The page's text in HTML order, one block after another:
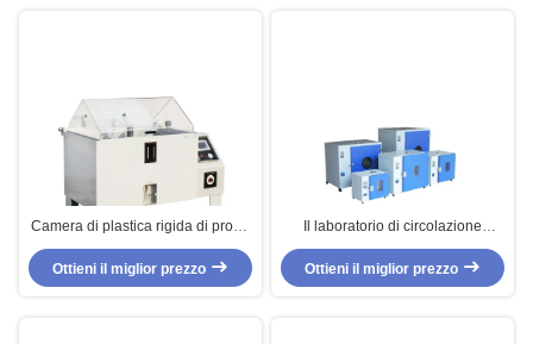
Camera di plastica rigida di prova
di spruzzo del sale del bordo del
PVC di Corrosione-Resistanct di
metallo
Ottieni il miglior prezzo
Il laboratorio di circolazione
dell'aria calda asciuga all'aria il
forno di prova, piatto d'acciaio
delle camere di prova ambientali
Ottieni il miglior prezzo